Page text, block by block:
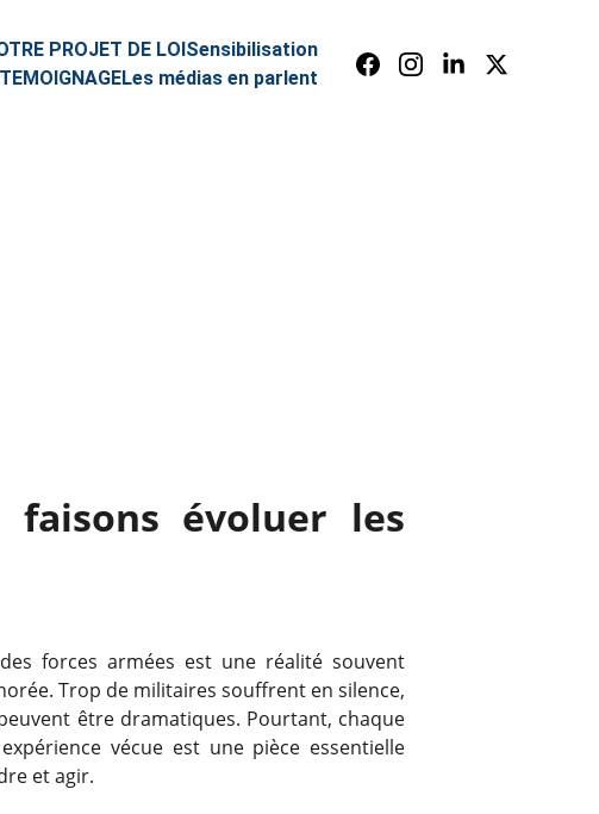
PROJET DE LOISensibilisation
TEMOIGNAGELes médias en parlent
faisons évoluer les
forces armées est une réalité souvent
Trop de militaires souffrent en silence,
être dramatiques. Pourtant, chaque
vécue est une pièce essentielle
et agir.